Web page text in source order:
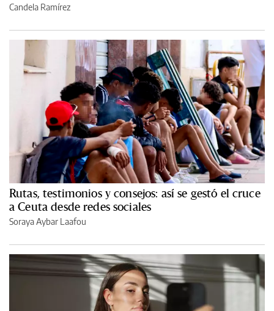
Candela Ramírez
Rutas, testimonios y consejos: así se gestó el cruce
a Ceuta desde redes sociales
Soraya Aybar Laafou